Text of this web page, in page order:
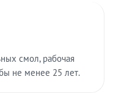
смол, рабочая
не менее 25 лет.